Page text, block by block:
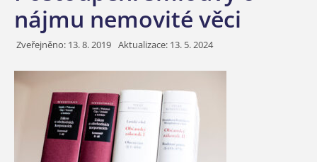
nájmu nemovité věci
Zveřejněno: 13. 8. 2019 Aktualizace: 13. 5. 2024